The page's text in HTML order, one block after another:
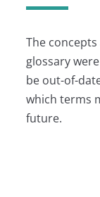
The
glossary
be out-of-
which terms
future.